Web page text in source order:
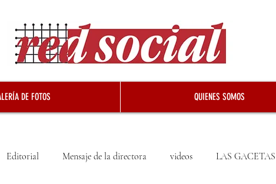
DE FOTOS QUIENES SOMOS
Editorial Mensaje de la directora videos LAS